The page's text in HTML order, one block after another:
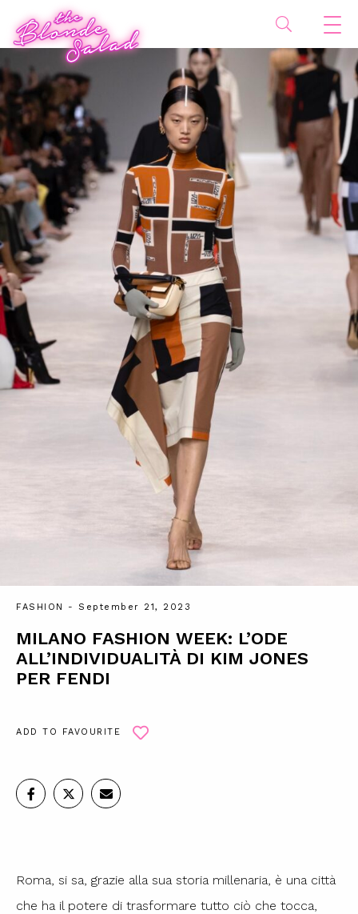
FASHION - September 21, 2023
MILANO FASHION WEEK: L’ODE
ALL’INDIVIDUALITÀ DI KIM JONES
PER FENDI
ADD TO FAVOURITE
Roma, si sa, grazie alla sua storia millenaria, è una città
che ha il potere di trasformare tutto ciò che tocca,